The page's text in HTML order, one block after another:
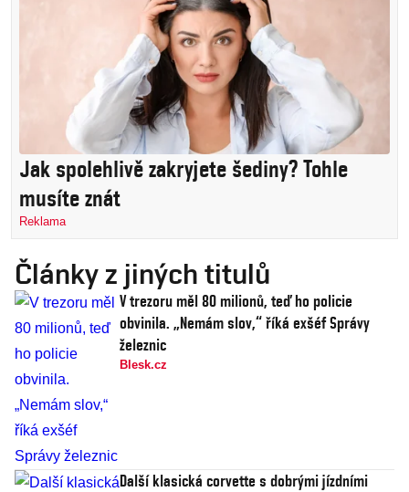
Jak spolehlivě zakryjete šediny? Tohle
musíte znát
Reklama
Články z jiných titulů
V trezoru měl 80 milionů, teď ho policie
obvinila. „Nemám slov,“ říká exšéf Správy
železnic
Blesk.cz
Další klasická corvette s dobrými jízdními